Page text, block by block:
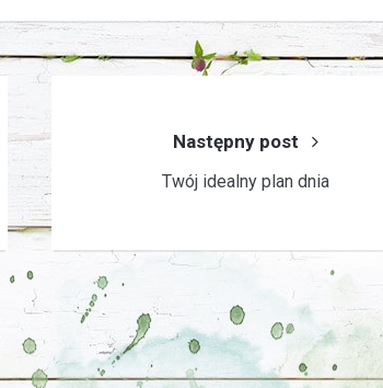
Następny post
Twój idealny plan dnia